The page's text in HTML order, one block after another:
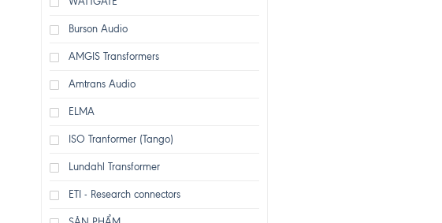
Burson Audio
AMGIS Transformers
Amtrans Audio
ELMA
ISO Tranformer (Tango)
Lundahl Transformer
ETI - Research connectors